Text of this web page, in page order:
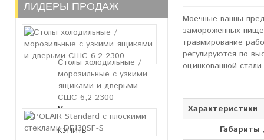
ЛИДЕРЫ ПРОДАЖ
Столы холодильные /
морозильные с узкими
ящиками и дверьми
СШС-6,2-2300
Узнать цену
Моечные ванны
замороженных
травмирование
регулируются по
оцинкованной
Характеристики